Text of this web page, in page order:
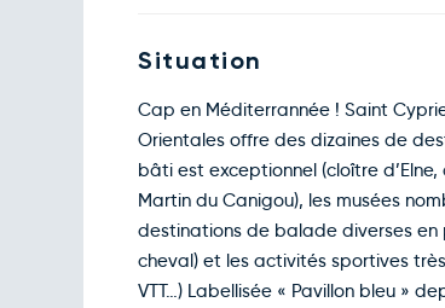
Situation
Cap en Méditerrannée ! Saint
Orientales offre des dizaines de
bâti est exceptionnel (cloître
Martin du Canigou), les musées
destinations de balade diverses
cheval) et les activités sportives
VTT…) Labellisée « Pavillon bleu »